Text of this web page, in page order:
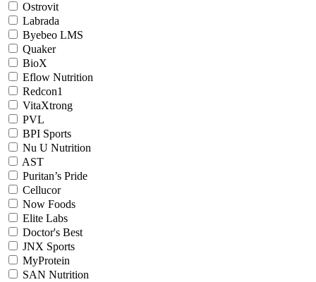
Ostrovit
Labrada
Byebeo LMS
Quaker
BioX
Eflow Nutrition
Redcon1
VitaXtrong
PVL
BPI Sports
Nu U Nutrition
AST
Puritan’s Pride
Cellucor
Now Foods
Elite Labs
Doctor's Best
JNX Sports
MyProtein
SAN Nutrition